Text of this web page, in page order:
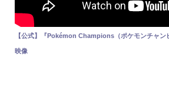
【公式】『Pokémon Champions（ポケモンチャン
映像